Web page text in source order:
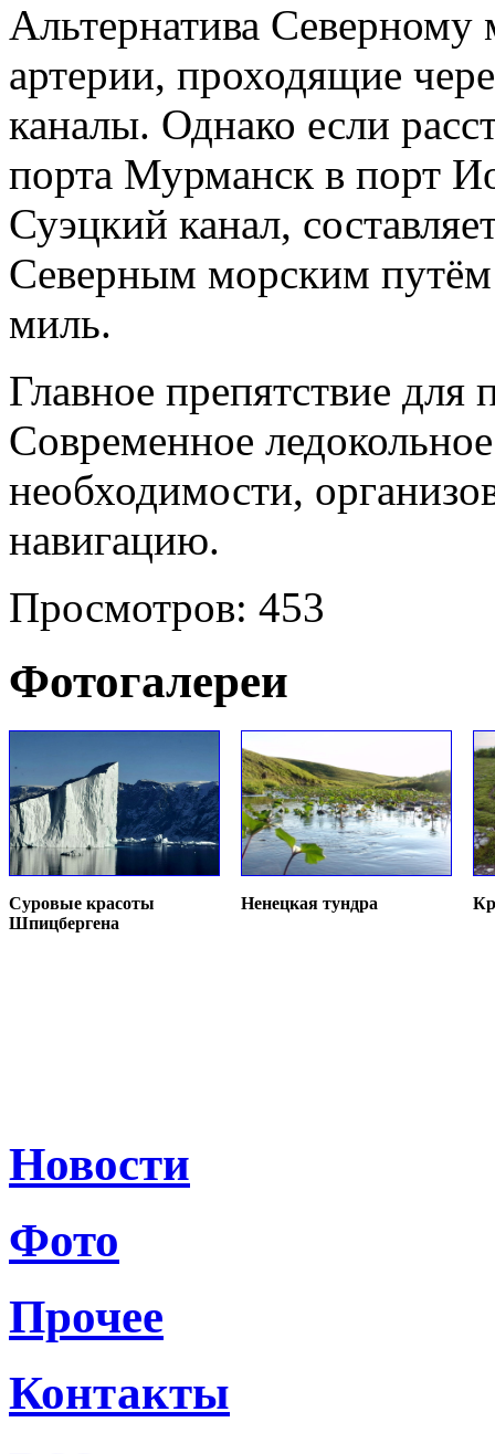
Альтернатива
артерии, проходящие
каналы. Однако если
порта Мурманск в порт
Суэцкий канал,
Северным морским
миль.
Главное препятствие для
Современное
необходимости,
навигацию.
Просмотров: 453
Фотогалереи
Суровые красоты
Шпицбергена
Ненецкая тундра
Новости
Фото
Прочее
Контакты